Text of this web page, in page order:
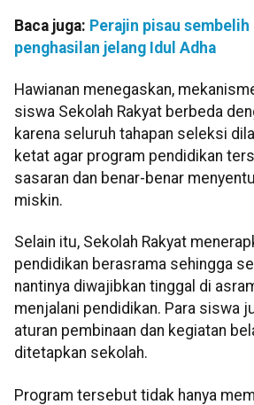
Baca juga: Perajin pisau
penghasilan jelang Idul Adha
Hawianan menegaskan,
siswa Sekolah Rakyat berbeda
karena seluruh tahapan seleksi
ketat agar program pendidikan
sasaran dan benar-benar
miskin.
Selain itu, Sekolah Rakyat
pendidikan berasrama sehingga
nantinya diwajibkan tinggal di
menjalani pendidikan. Para siswa
aturan pembinaan dan kegiatan
ditetapkan sekolah.
Program tersebut tidak hanya